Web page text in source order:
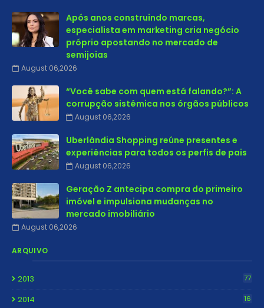
Após anos construindo marcas,
especialista em marketing cria negócio
próprio apostando no mercado de
semijoias
August 06,2026
“Você sabe com quem está falando?”: A
corrupção sistêmica nos órgãos públicos
August 06,2026
Uberlândia Shopping reúne presentes e
experiências para todos os perfis de pais
August 06,2026
Geração Z antecipa compra do primeiro
imóvel e impulsiona mudanças no
mercado imobiliário
August 06,2026
ARQUIVO
2013 77
2014 16